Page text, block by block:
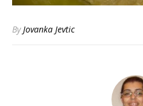
ByJovanka Jevtic